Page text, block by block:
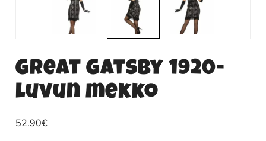
Great Gatsby 1920-
luvun mekko
52.90€